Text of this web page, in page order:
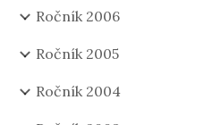
Ročník 2006
Ročník 2005
Ročník 2004